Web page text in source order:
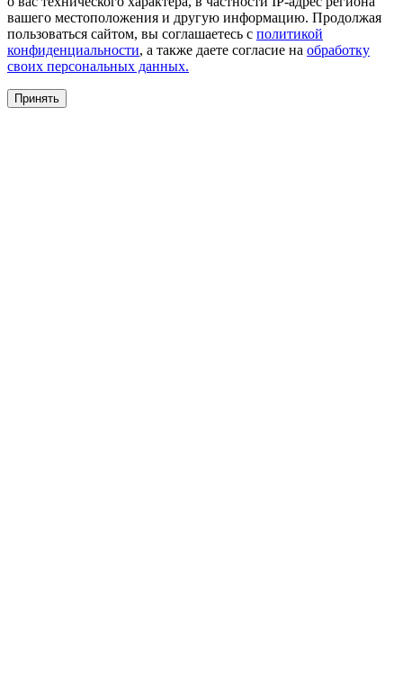
вашего местоположения и другую информацию. Продолжая
пользоваться сайтом, вы соглашаетесь с политикой
конфиденциальности, а также даете согласие на обработку
своих персональных данных.
Принять